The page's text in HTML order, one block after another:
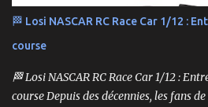
🏁 Losi NASCAR RC Race Car 1/12 :
course
🏁 Losi NASCAR RC Race Car 1/12 :
course Depuis des décennies, les fans